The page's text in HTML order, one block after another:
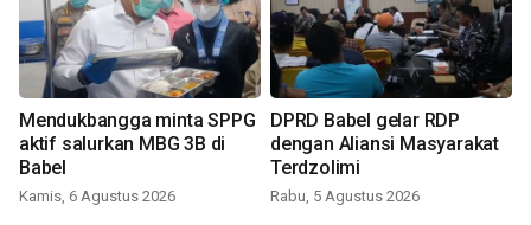
Mendukbangga minta SPPG
aktif salurkan MBG 3B di
Babel
Kamis, 6 Agustus 2026
DPRD Babel gelar RDP
dengan Aliansi Masyarakat
Terdzolimi
Rabu, 5 Agustus 2026